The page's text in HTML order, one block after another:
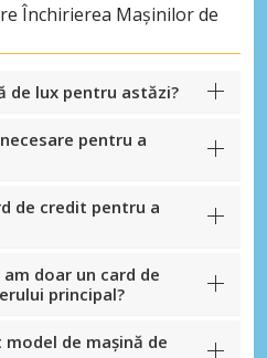
Închirierea Mașinilor de
de lux pentru astăzi?
pentru a
de credit pentru a
doar un card de
principal?
de mașină de